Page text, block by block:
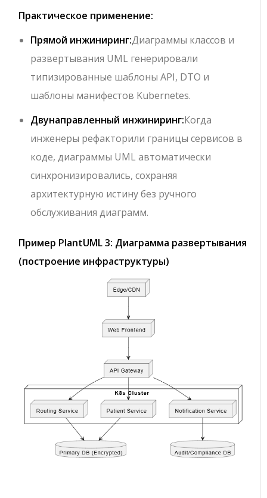
Практическое применение:
Прямой инжиниринг:Диаграммы классов и
развертывания UML генерировали
типизированные шаблоны API, DTO и
шаблоны манифестов Kubernetes.
Двунаправленный инжиниринг:Когда
инженеры рефакторили границы сервисов в
коде, диаграммы UML автоматически
синхронизировались, сохраняя
архитектурную истину без ручного
обслуживания диаграмм.
Пример PlantUML 3: Диаграмма развертывания
(построение инфраструктуры)